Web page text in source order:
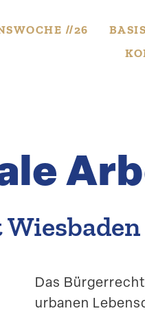
//26
Das
urbanen